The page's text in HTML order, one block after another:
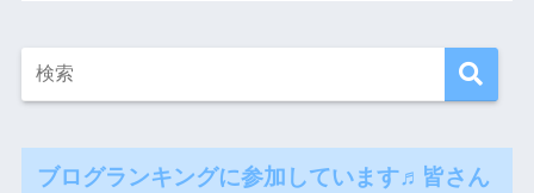
ブログランキングに参加しています♬皆さん